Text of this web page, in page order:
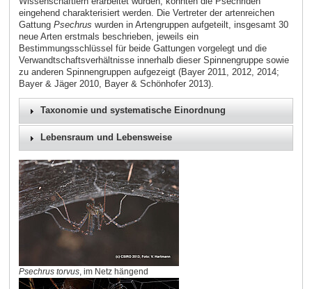
eingehend charakterisiert werden. Die Vertreter der artenreichen
Gattung Psechrus wurden in Artengruppen aufgeteilt, insgesamt 30
neue Arten erstmals beschrieben, jeweils ein
Bestimmungsschlüssel für beide Gattungen vorgelegt und die
Verwandtschaftsverhältnisse innerhalb dieser Spinnengruppe sowie
zu anderen Spinnengruppen aufgezeigt (Bayer 2011, 2012, 2014;
Bayer & Jäger 2010, Bayer & Schönhofer 2013).
Taxonomie und systematische Einordnung
Lebensraum und Lebensweise
Psechrus torvus, im Netz hängend